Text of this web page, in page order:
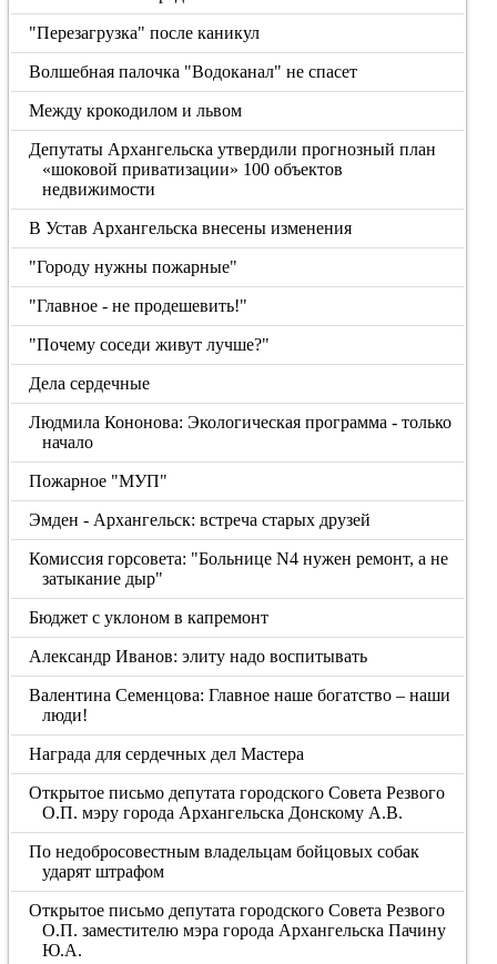
"Перезагрузка" после каникул
Волшебная палочка "Водоканал" не спасет
Между крокодилом и львом
Депутаты Архангельска утвердили прогнозный план
«шоковой приватизации» 100 объектов
недвижимости
В Устав Архангельска внесены изменения
"Городу нужны пожарные"
"Главное - не продешевить!"
"Почему соседи живут лучше?"
Дела сердечные
Людмила Кононова: Экологическая программа - только
начало
Пожарное "МУП"
Эмден - Архангельск: встреча старых друзей
Комиссия горсовета: "Больнице N4 нужен ремонт, а не
затыкание дыр"
Бюджет с уклоном в капремонт
Александр Иванов: элиту надо воспитывать
Валентина Семенцова: Главное наше богатство – наши
люди!
Награда для сердечных дел Мастера
Открытое письмо депутата городского Совета Резвого
О.П. мэру города Архангельска Донскому А.В.
По недобросовестным владельцам бойцовых собак
ударят штрафом
Открытое письмо депутата городского Совета Резвого
О.П. заместителю мэра города Архангельска Пачину
Ю.А.